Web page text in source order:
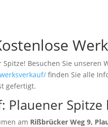
Besuchen Sie
finden Sie alle
gefertigt.
Plauener Spitze
am Rißbrücker Weg 9,